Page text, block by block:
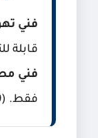
فني
قابلة
فني
فقط. (97358509)